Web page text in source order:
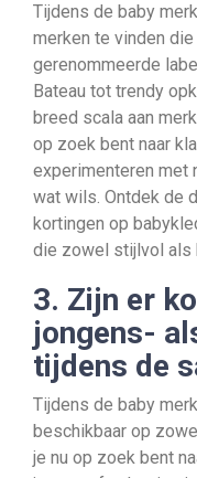
Tijdens de baby
merken te vinden
gerenommeerde
Bateau tot trendy
breed scala aan
op zoek bent naar
experimenteren met
wat wils. Ontdek de
kortingen op
die zowel stijlvol als
3. Zijn er
jongens-
tijdens de
Tijdens de baby
beschikbaar op
je nu op zoek bent